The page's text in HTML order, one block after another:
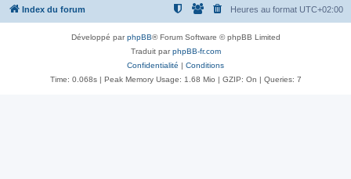
r
c
Index du forum Heures au format UTC+02:00
Développé parphpBB® Forum Software © phpBB Limited
Traduit parphpBB-fr.com
Confidentialité | Conditions
Time: 0.068s| Peak Memory Usage: 1.68 Mio | GZIP: On | Queries: 7